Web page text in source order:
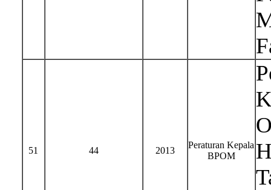
51 44 2013
Peraturan Kepala
BPOM